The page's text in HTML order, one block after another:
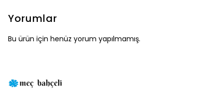
Yorumlar
Bu ürün için henüz yorum yapılmamış.